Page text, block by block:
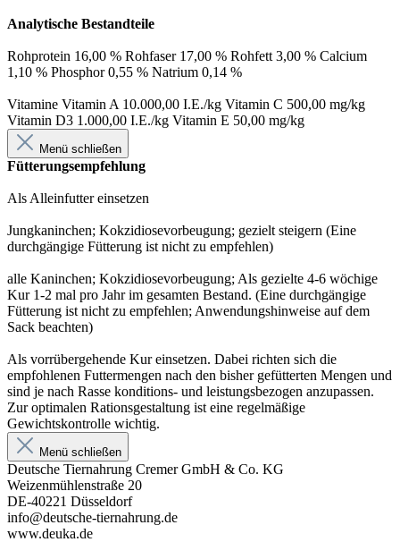
Analytische Bestandteile
Rohprotein 16,00 % Rohfaser 17,00 % Rohfett 3,00 % Calcium
1,10 % Phosphor 0,55 % Natrium 0,14 %
Vitamine Vitamin A 10.000,00 I.E./kg Vitamin C 500,00 mg/kg
Vitamin D3 1.000,00 I.E./kg Vitamin E 50,00 mg/kg
Menü schließen
Fütterungsempfehlung
Als Alleinfutter einsetzen
Jungkaninchen; Kokzidiosevorbeugung; gezielt steigern (Eine
durchgängige Fütterung ist nicht zu empfehlen)
alle Kaninchen; Kokzidiosevorbeugung; Als gezielte 4-6 wöchige
Kur 1-2 mal pro Jahr im gesamten Bestand. (Eine durchgängige
Fütterung ist nicht zu empfehlen; Anwendungshinweise auf dem
Sack beachten)
Als vorrübergehende Kur einsetzen. Dabei richten sich die
empfohlenen Futtermengen nach den bisher gefütterten Mengen und
sind je nach Rasse konditions- und leistungsbezogen anzupassen.
Zur optimalen Rationsgestaltung ist eine regelmäßige
Gewichtskontrolle wichtig.
Menü schließen
Deutsche Tiernahrung Cremer GmbH & Co. KG
Weizenmühlenstraße 20
DE-40221 Düsseldorf
info@deutsche-tiernahrung.de
www.deuka.de